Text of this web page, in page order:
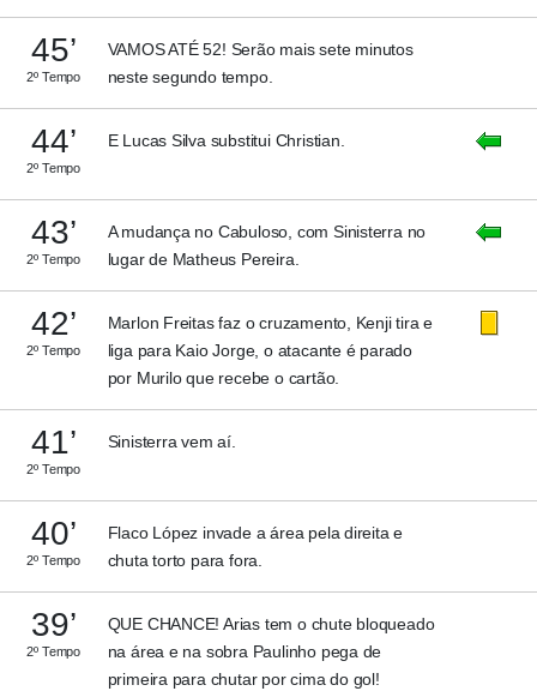
45’
2º Tempo
VAMOS ATÉ 52! Serão mais sete minutos
neste segundo tempo.
44’
2º Tempo
E Lucas Silva substitui Christian.
43’
2º Tempo
A mudança no Cabuloso, com Sinisterra no
lugar de Matheus Pereira.
42’
2º Tempo
Marlon Freitas faz o cruzamento, Kenji tira e
liga para Kaio Jorge, o atacante é parado
por Murilo que recebe o cartão.
41’
2º Tempo
Sinisterra vem aí.
40’
2º Tempo
Flaco López invade a área pela direita e
chuta torto para fora.
39’
2º Tempo
QUE CHANCE! Arias tem o chute bloqueado
na área e na sobra Paulinho pega de
primeira para chutar por cima do gol!